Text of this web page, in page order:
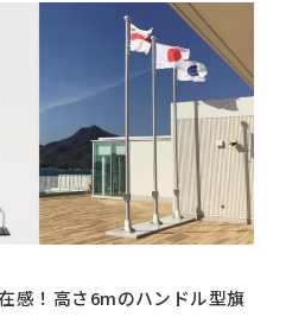
感！高さ6mのハンドル型旗